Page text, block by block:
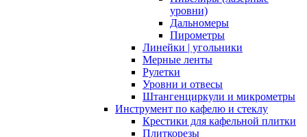
уровни)
Дальномеры
Пирометры
Линейки | угольники
Мерные ленты
Рулетки
Уровни и отвесы
Штангенциркули и микрометры
Инструмент по кафелю и стеклу
Крестики для кафельной плитки
Плиткорезы